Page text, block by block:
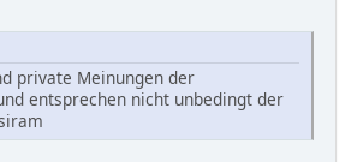
private Meinungen der
entsprechen nicht unbedingt der